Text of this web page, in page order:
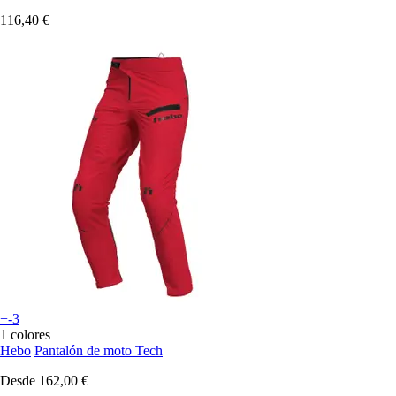
116,40 €
+-3
1 colores
Hebo Pantalón de moto Tech
Desde 162,00 €